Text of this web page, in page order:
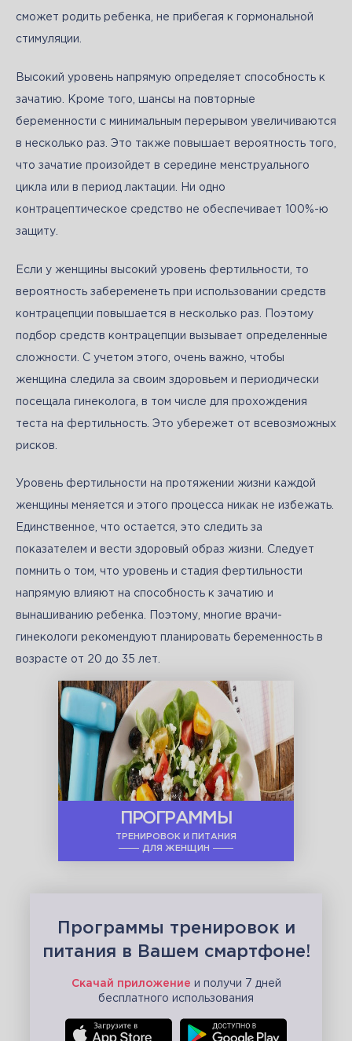
сможет родить ребенка, не прибегая к гормональной
стимуляции.
Высокий уровень напрямую определяет способность к
зачатию. Кроме того, шансы на повторные
беременности с минимальным перерывом увеличиваются
в несколько раз. Это также повышает вероятность того,
что зачатие произойдет в середине менструального
цикла или в период лактации. Ни одно
контрацептическое средство не обеспечивает 100%-ю
защиту.
Если у женщины высокий уровень фертильности, то
вероятность забеременеть при использовании средств
контрацепции повышается в несколько раз. Поэтому
подбор средств контрацепции вызывает определенные
сложности. С учетом этого, очень важно, чтобы
женщина следила за своим здоровьем и периодически
посещала гинеколога, в том числе для прохождения
теста на фертильность. Это убережет от всевозможных
рисков.
Уровень фертильности на протяжении жизни каждой
женщины меняется и этого процесса никак не избежать.
Единственное, что остается, это следить за
показателем и вести здоровый образ жизни. Следует
помнить о том, что уровень и стадия фертильности
напрямую влияют на способность к зачатию и
вынашиванию ребенка. Поэтому, многие врачи-
гинекологи рекомендуют планировать беременность в
возрасте от 20 до 35 лет.
ПРОГРАММЫ
ТРЕНИРОВОК И ПИТАНИЯ
ДЛЯ ЖЕНЩИН
Программы тренировок и
питания в Вашем смартфоне!
Скачай приложение и получи 7 дней
бесплатного использования